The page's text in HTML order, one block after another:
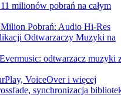
milionów pobrań na całym
Pobrań: Audio Hi-Res
Odtwarzaczy Muzyki na
odtwarzacz muzyki
VoiceOver i więcej
synchronizacja